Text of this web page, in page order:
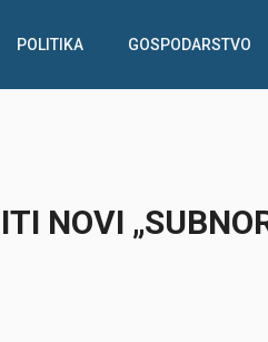
POLITIKA GOSPODARSTVO
NOVI